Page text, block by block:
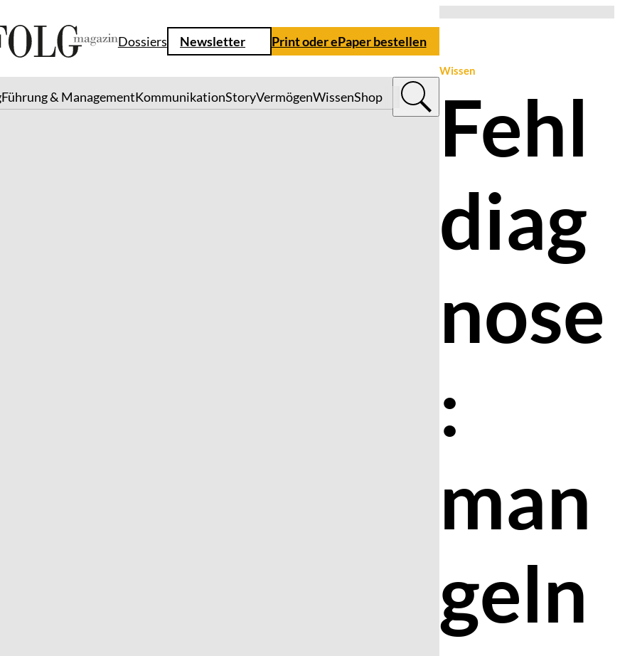
Dossiers Newsletter Print oder ePaper bestellen
Führung & ManagementKommunikationStoryVermögenWissenShop
Wissen
Fehl
diag
nose
:
man
geln